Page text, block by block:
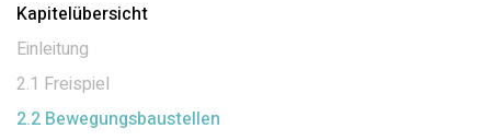
Kapitelübersicht
Einleitung
2.1 Freispiel
2.2 Bewegungsbaustellen